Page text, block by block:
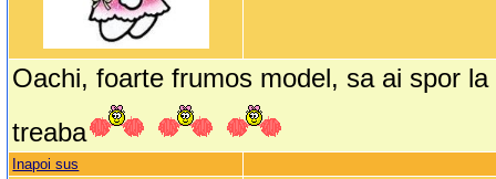
Oachi, foarte frumos model, sa ai spor la
treaba
Inapoi sus